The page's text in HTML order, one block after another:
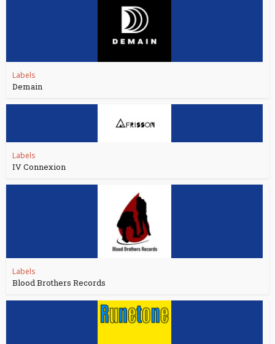
Labels
Demain
Labels
IV Connexion
Labels
Blood Brothers Records